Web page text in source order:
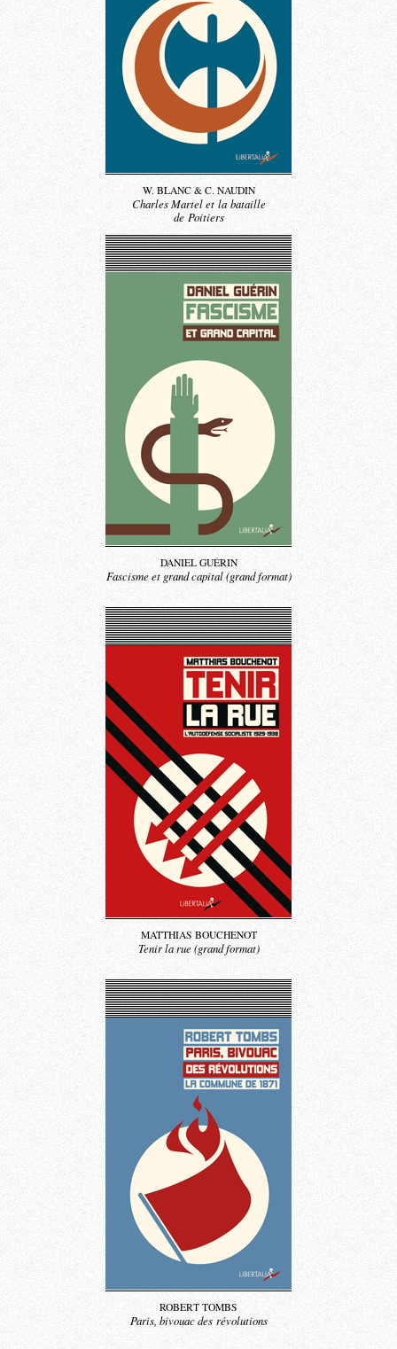
W. BLANC & C. NAUDIN
Charles Martel et la bataille
de Poitiers
DANIEL GUÉRIN
Fascisme et grand capital (grand format)
MATTHIAS BOUCHENOT
Tenir la rue (grand format)
ROBERT TOMBS
Paris, bivouac des révolutions